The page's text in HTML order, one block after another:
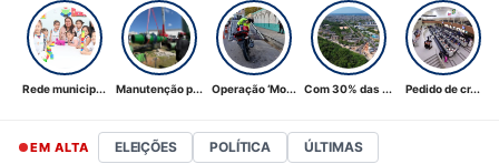
Rede municip... Manutenção p... Operação ‘Mo... Com 30% das ... Pedido de cr...
EM ALTA ELEIÇÕES POLÍTICA ÚLTIMAS